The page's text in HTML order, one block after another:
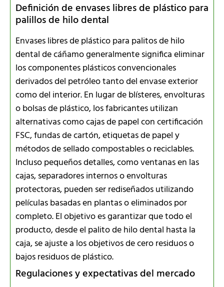
Definición de envases libres de plástico para
palillos de hilo dental
Envases libres de plástico para palitos de hilo
dental de cáñamo generalmente significa eliminar
los componentes plásticos convencionales
derivados del petróleo tanto del envase exterior
como del interior. En lugar de blísteres, envolturas
o bolsas de plástico, los fabricantes utilizan
alternativas como cajas de papel con certificación
FSC, fundas de cartón, etiquetas de papel y
métodos de sellado compostables o reciclables.
Incluso pequeños detalles, como ventanas en las
cajas, separadores internos o envolturas
protectoras, pueden ser rediseñados utilizando
películas basadas en plantas o eliminados por
completo. El objetivo es garantizar que todo el
producto, desde el palito de hilo dental hasta la
caja, se ajuste a los objetivos de cero residuos o
bajos residuos de plástico.
Regulaciones y expectativas del mercado